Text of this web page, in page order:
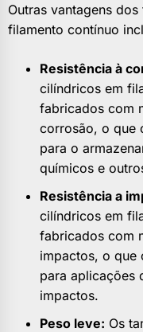
Outras vantagens
filamento contínuo
Resistência à
cilíndricos em
fabricados com
corrosão, o que
para o
químicos e
Resistência a
cilíndricos em
fabricados com
impactos, o que
para aplicações
impactos.
Peso leve: Os